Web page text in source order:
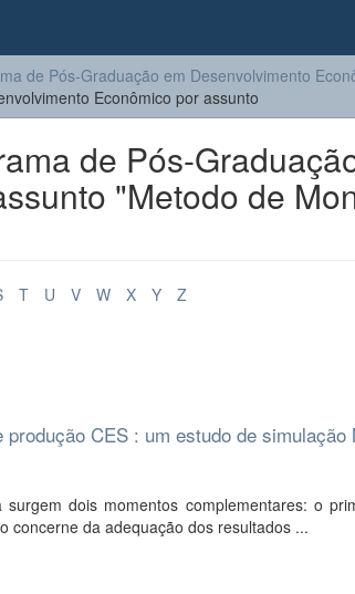
de Pós-Graduação em Desenvolvimento
Econômico por assunto
de Pós-
"Metodo de
T U V W X Y Z
CES : um estudo de simulação
dois momentos complementares: o
concerne da adequação dos resultados ...